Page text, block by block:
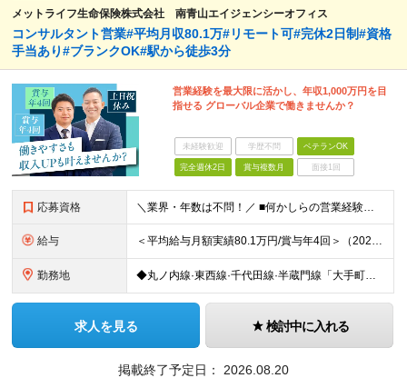
メットライフ生命保険株式会社 南青山エイジェンシーオフィス
コンサルタント営業#平均月収80.1万#リモート可#完休2日制#資格
手当あり#ブランクOK#駅から徒歩3分
営業経験を最大限に活かし、年収1,000万円を目
指せる グローバル企業で働きませんか？
未経験歓迎 学歴不問 ベテランOK
完全週休2日 賞与複数月 面接1回
応募資格 ＼業界・年数は不問！／ ■何かしらの営業経験者 ■高卒以上 ■ブランクOK 【こんな方は大歓迎】 □お客さまの想いにしっかりと寄り添える方 □責任感を持って行動できる方 □人のために動ける方 □成長
給与 ＜平均給与月額実績80.1万円/賞与年4回＞（2024年度の税込定例給与実績。賞与は除外。）/賞与年4回（個人業績による） 初任給月給20万から35万円（基本給10万円＋初期補給10万から25万円）
勤務地 ◆丸ノ内線·東西線·千代田線·半蔵門線「大手町駅」より徒歩3分 【南青山エイジェンシーオフィス】 東京都千代田区大手町1-1-3 大手センタービル22F
求人を見る 検討中に入れる
掲載終了予定日： 2026.08.20